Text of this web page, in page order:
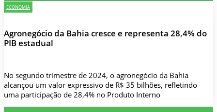
ECONOMIA
Agronegócio da Bahia cresce e representa 28,4% do
PIB estadual
No segundo trimestre de 2024, o agronegócio da Bahia
alcançou um valor expressivo de R$ 35 bilhões, refletindo
uma participação de 28,4% no Produto Interno